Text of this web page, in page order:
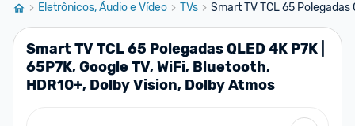
Eletrônicos, Áudio e Vídeo TVs Smart TV TCL 65 Polegadas
Smart TV TCL 65 Polegadas QLED 4K P7K |
65P7K, Google TV, WiFi, Bluetooth,
HDR10+, Dolby Vision, Dolby Atmos